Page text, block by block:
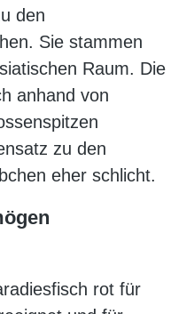
den
Sie stammen
Raum. Die
anhand von
zu den
eher schlicht.
rot für